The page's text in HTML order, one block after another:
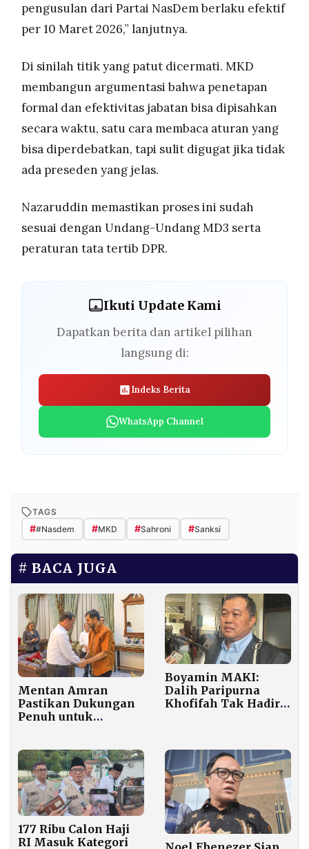
pengusulan dari Partai NasDem berlaku efektif
per 10 Maret 2026,” lanjutnya.
Di sinilah titik yang patut dicermati. MKD
membangun argumentasi bahwa penetapan
formal dan efektivitas jabatan bisa dipisahkan
secara waktu, satu cara membaca aturan yang
bisa diperdebatkan, tapi sulit digugat jika tidak
ada preseden yang jelas.
Nazaruddin memastikan proses ini sudah
sesuai dengan Undang-Undang MD3 serta
peraturan tata tertib DPR.
Ikuti Update Kami
Dapatkan berita dan artikel pilihan
langsung di:
Indeks Berita
WhatsApp Channel
TAGS
##Nasdem #MKD #Sahroni #Sanksi
BACA JUGA
Mentan Amran
Pastikan Dukungan
Penuh untuk
Pascabencana
Boyamin MAKI:
Dalih Paripurna
Khofifah Tak Hadiri
177 Ribu Calon Haji
RI Masuk Kategori